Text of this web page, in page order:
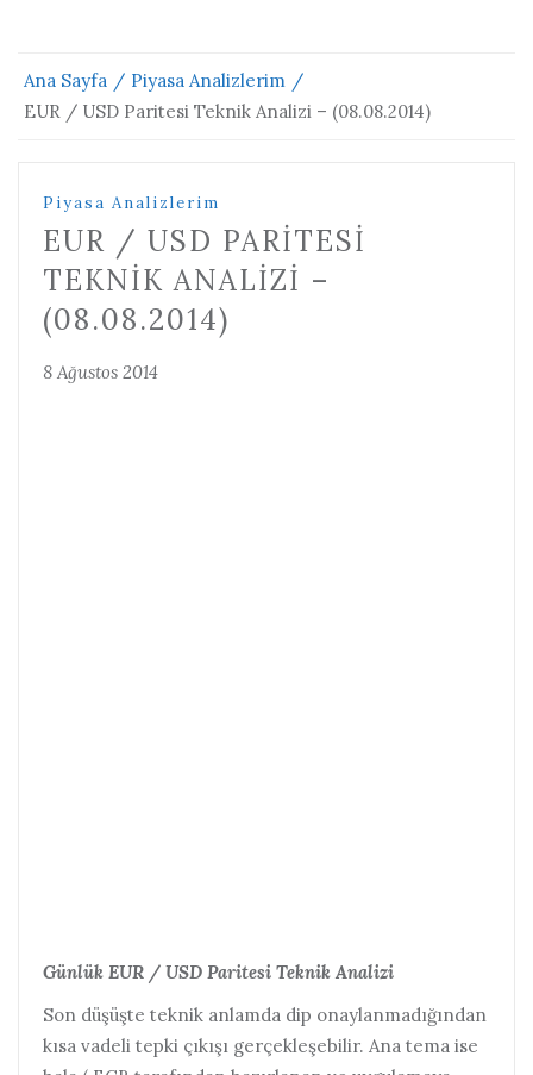
Ana Sayfa
Piyasa Analizlerim
EUR / USD Paritesi Teknik Analizi – (08.08.2014)
Piyasa Analizlerim
EUR / USD PARITESI
TEKNIK ANALIZI –
(08.08.2014)
8 Ağustos 2014
Günlük EUR / USD Paritesi Teknik Analizi
Son düşüşte teknik anlamda dip onaylanmadığından
kısa vadeli tepki çıkışı gerçekleşebilir. Ana tema ise